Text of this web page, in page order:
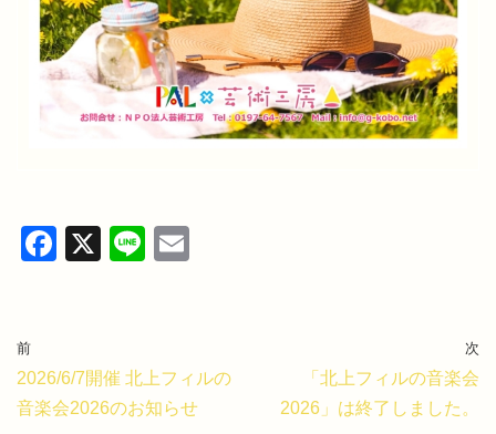
F
b
o
X
Li
前
2026/6/7開催 北上フィルの
音楽会2026のお知らせ
次
「北上フィルの音楽会
2026」は終了しました。